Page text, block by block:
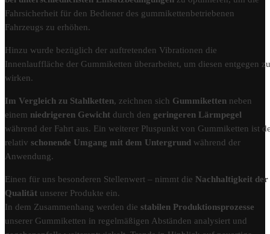
Fahrsicherheit für den Bediener des gummikettenbetriebenen
Fahrzeugs zu erhöhen.
Hinzu wurde bezüglich der auftretenden Vibrationen die
Innenlauffläche der Gummiketten überarbeitet, um diesen entgegen zu
wirken.
Im Vergleich zu Stahlketten, zeichnen sich Gummiketten neben
einem niedrigeren Gewicht durch den geringeren Lärmpegel
während der Fahrt aus. Ein weiterer Pluspunkt von Gummiketten ist
relativ schonende Umgang mit dem Untergrund während der
Anwendung.
Einen für uns besonderen Stellenwert – nimmt die Nachhaltigkeit der
Qualität unserer Produkte ein.
In dem Zusammenhang werden die stabilen Produktionsprozesse
unserer Gummiketten in regelmäßigen Abständen analysiert und